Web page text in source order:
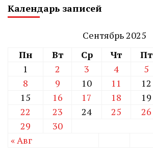
Календарь записей
Сентябрь 2025
Пн
Вт Ср Чт Пт
1
2 3 4 5
8
9 10 11 12
15
16 17 18 19
22
23 24 25 26
29
30
« Авг